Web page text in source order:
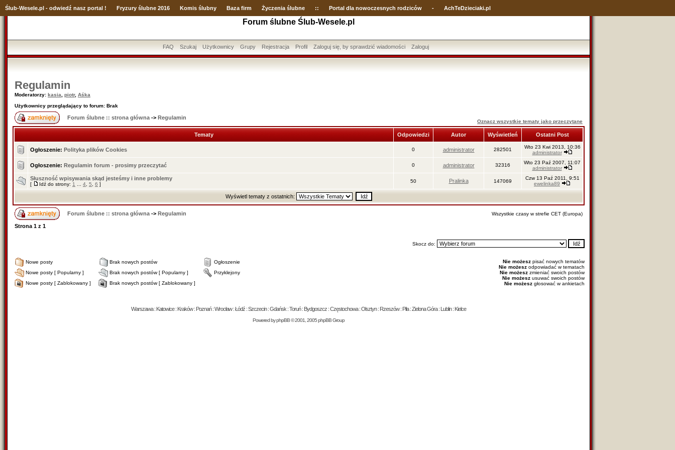
Ślub-Wesele.pl - odwiedź nasz portal ! Fryzury ślubne 2016 Komis ślubny Baza firm Życzenia ślubne :: Portal dla nowoczesnych rodziców - AchTeDzieciaki.pl
Forum ślubne Ślub-Wesele.pl
FAQ Szukaj Użytkownicy Grupy Rejestracja Profil Zaloguj się, by sprawdzić wiadomości Zaloguj
Regulamin
Moderatorzy: kasia piotr, Aśka
Użytkownicy przeglądający to forum: Brak
Forum ślubne :: strona główna -> Regulamin
Oznacz wszystkie tematy jako przeczytane
Tematy Odpowiedzi Autor Wyświetleń Ostatni Post
Ogłoszenie: Polityka plików Cookies 0 administrator 282501
Wto 23 Kwi 2013, 10:36
administrator
Ogłoszenie: Regulamin forum - prosimy przeczytać 0 administrator 32316
Wto 23 Paź 2007, 11:07
administrator
Słuszność wpisywania skąd jesteśmy i inne problemy
[ Idź do strony: 1 4 5 6 ]
50 Pralinka 147069
Czw 13 Paź 2011, 9:51
ewelinka89
Wyświetl tematy z ostatnich:
Forum ślubne :: strona główna -> Regulamin Wszystkie czasy w strefie CET (Europa)
Strona 1 z 1
Skocz do:
Nowe posty Brak nowych postów
Ogłoszenie
Nowe posty [ Popularny ]
Brak nowych postów [ Popularny ]
Przyklejony
Nowe posty [ Zablokowany ]
Brak nowych postów [ Zablokowany ]
Nie możesz pisać nowych tematów
Nie możesz odpowiadać w tematach
Nie możesz zmieniać swoich postów
Nie możesz usuwać swoich postów
Nie możesz głosować w ankietach
Warszawa : Katowice : Kraków : Poznań : Wrocław : Łódź : Szczecin : Gdańsk : Toruń : Bydgoszcz : Częstochowa : Olsztyn : Rzeszów : Piła : Zielona Góra : Lublin : Kielce
Powered byphpBB© 2001, 2005 phpBB Group